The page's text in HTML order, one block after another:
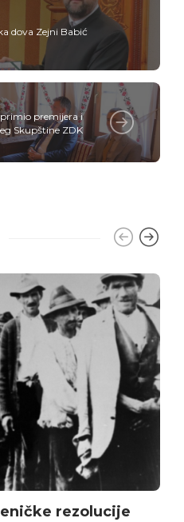
dova Zejni Babić
premijera i
Skupštine ZDK
rezolucije